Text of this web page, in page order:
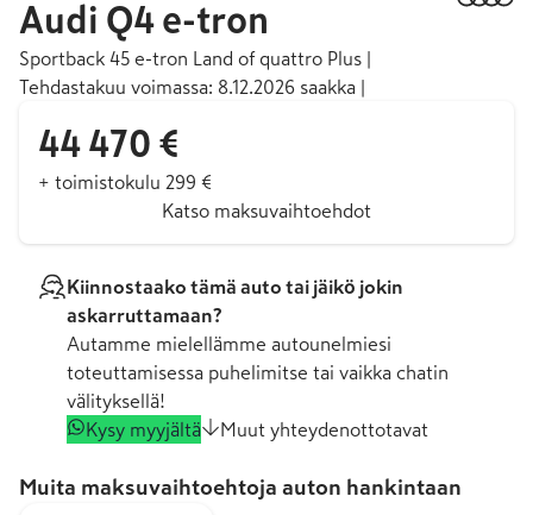
Audi Q4 e-tron
Sportback 45 e-tron Land of quattro Plus |
Tehdastakuu voimassa: 8.12.2026 saakka |
44 470 €
+ toimistokulu 299 €
Katso maksuvaihtoehdot
Kiinnostaako tämä auto tai jäikö jokin
askarruttamaan?
Autamme mielellämme autounelmiesi
toteuttamisessa puhelimitse tai vaikka chatin
välityksellä!
Kysy myyjältä
Muut yhteydenottotavat
Muita maksuvaihtoehtoja auton hankintaan